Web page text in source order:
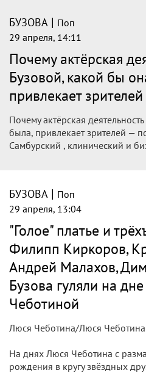
БУЗОВА| Поп
29 апреля, 16:30
Костенко созналась,
любовницей
Бузовой
10 лет назад Ольга Бузова
Тарасовым. Тогда
БУЗОВА| Поп
29 апреля, 14:15
Как Филипп
Андрей Малахов,
Бузова гуляли на
Чеботиной
Певица устроила вечеринку